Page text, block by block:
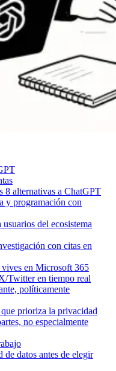
8 alternativas a ChatGPT
y programación con
del ecosistema
con citas en
en Microsoft 365
Twitter en tiempo real
políticamente
prioriza la privacidad
no especialmente
de datos antes de elegir